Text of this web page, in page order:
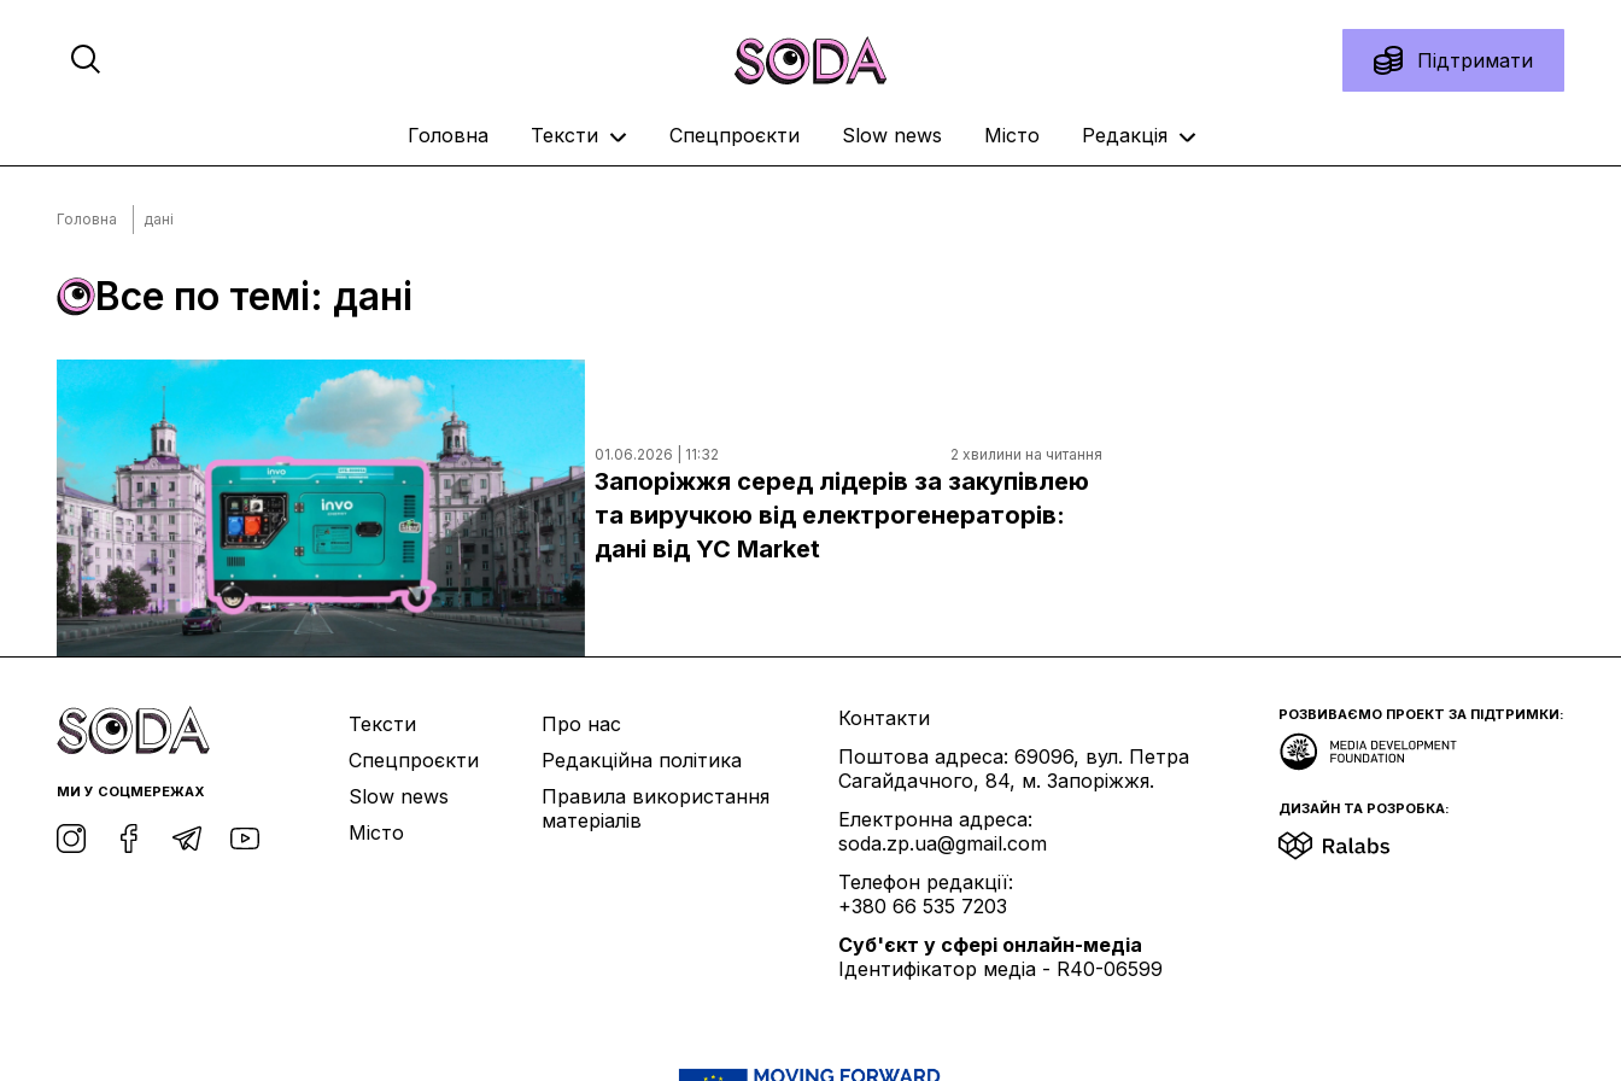
Підтримати
Головна Тексти Спецпроєкти Slow news Місто Редакція
Головна дані
Все по темі: дані
01.06.2026 | 11:32 2 хвилини на читання
Запоріжжя серед лідерів за закупівлею
та виручкою від електрогенераторів:
дані від YC Market
МИ У СОЦМЕРЕЖАХ
Тексти
Спецпроєкти
Slow news
Місто
Про нас
Редакційна політика
Правила використання
матеріалів
Контакти
Поштова адреса: 69096, вул. Петра
Сагайдачного, 84, м. Запоріжжя.
Електронна адреса:
soda.zp.ua@gmail.com
Телефон редакції:
+380 66 535 7203
Cуб'єкт у сфері онлайн-медіа
Ідентифікатор медіа - R40-06599
РОЗВИВАЄМО ПРОЕКТ ЗА ПІДТРИМКИ:
ДИЗАЙН ТА РОЗРОБКА: